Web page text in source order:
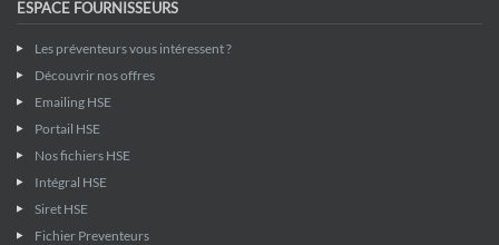
ESPACE FOURNISSEURS
Les préventeurs vous intéressent ?
Découvrir nos offres
Emailing HSE
Portail HSE
Nos fichiers HSE
Intégral HSE
Siret HSE
Fichier Preventeurs